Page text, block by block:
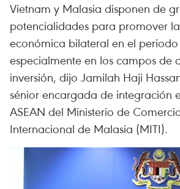
Vietnam y Malasia disponen de
potencialidades para promover
económica bilateral en el
especialmente en los campos de
inversión, dijo Jamilah Haji
sénior encargada de integración
ASEAN del Ministerio de
Internacional de Malasia (MITI).